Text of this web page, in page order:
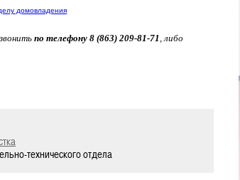
домовладения
по телефону 8 (863) 209-81-71 , либо
технического отдела